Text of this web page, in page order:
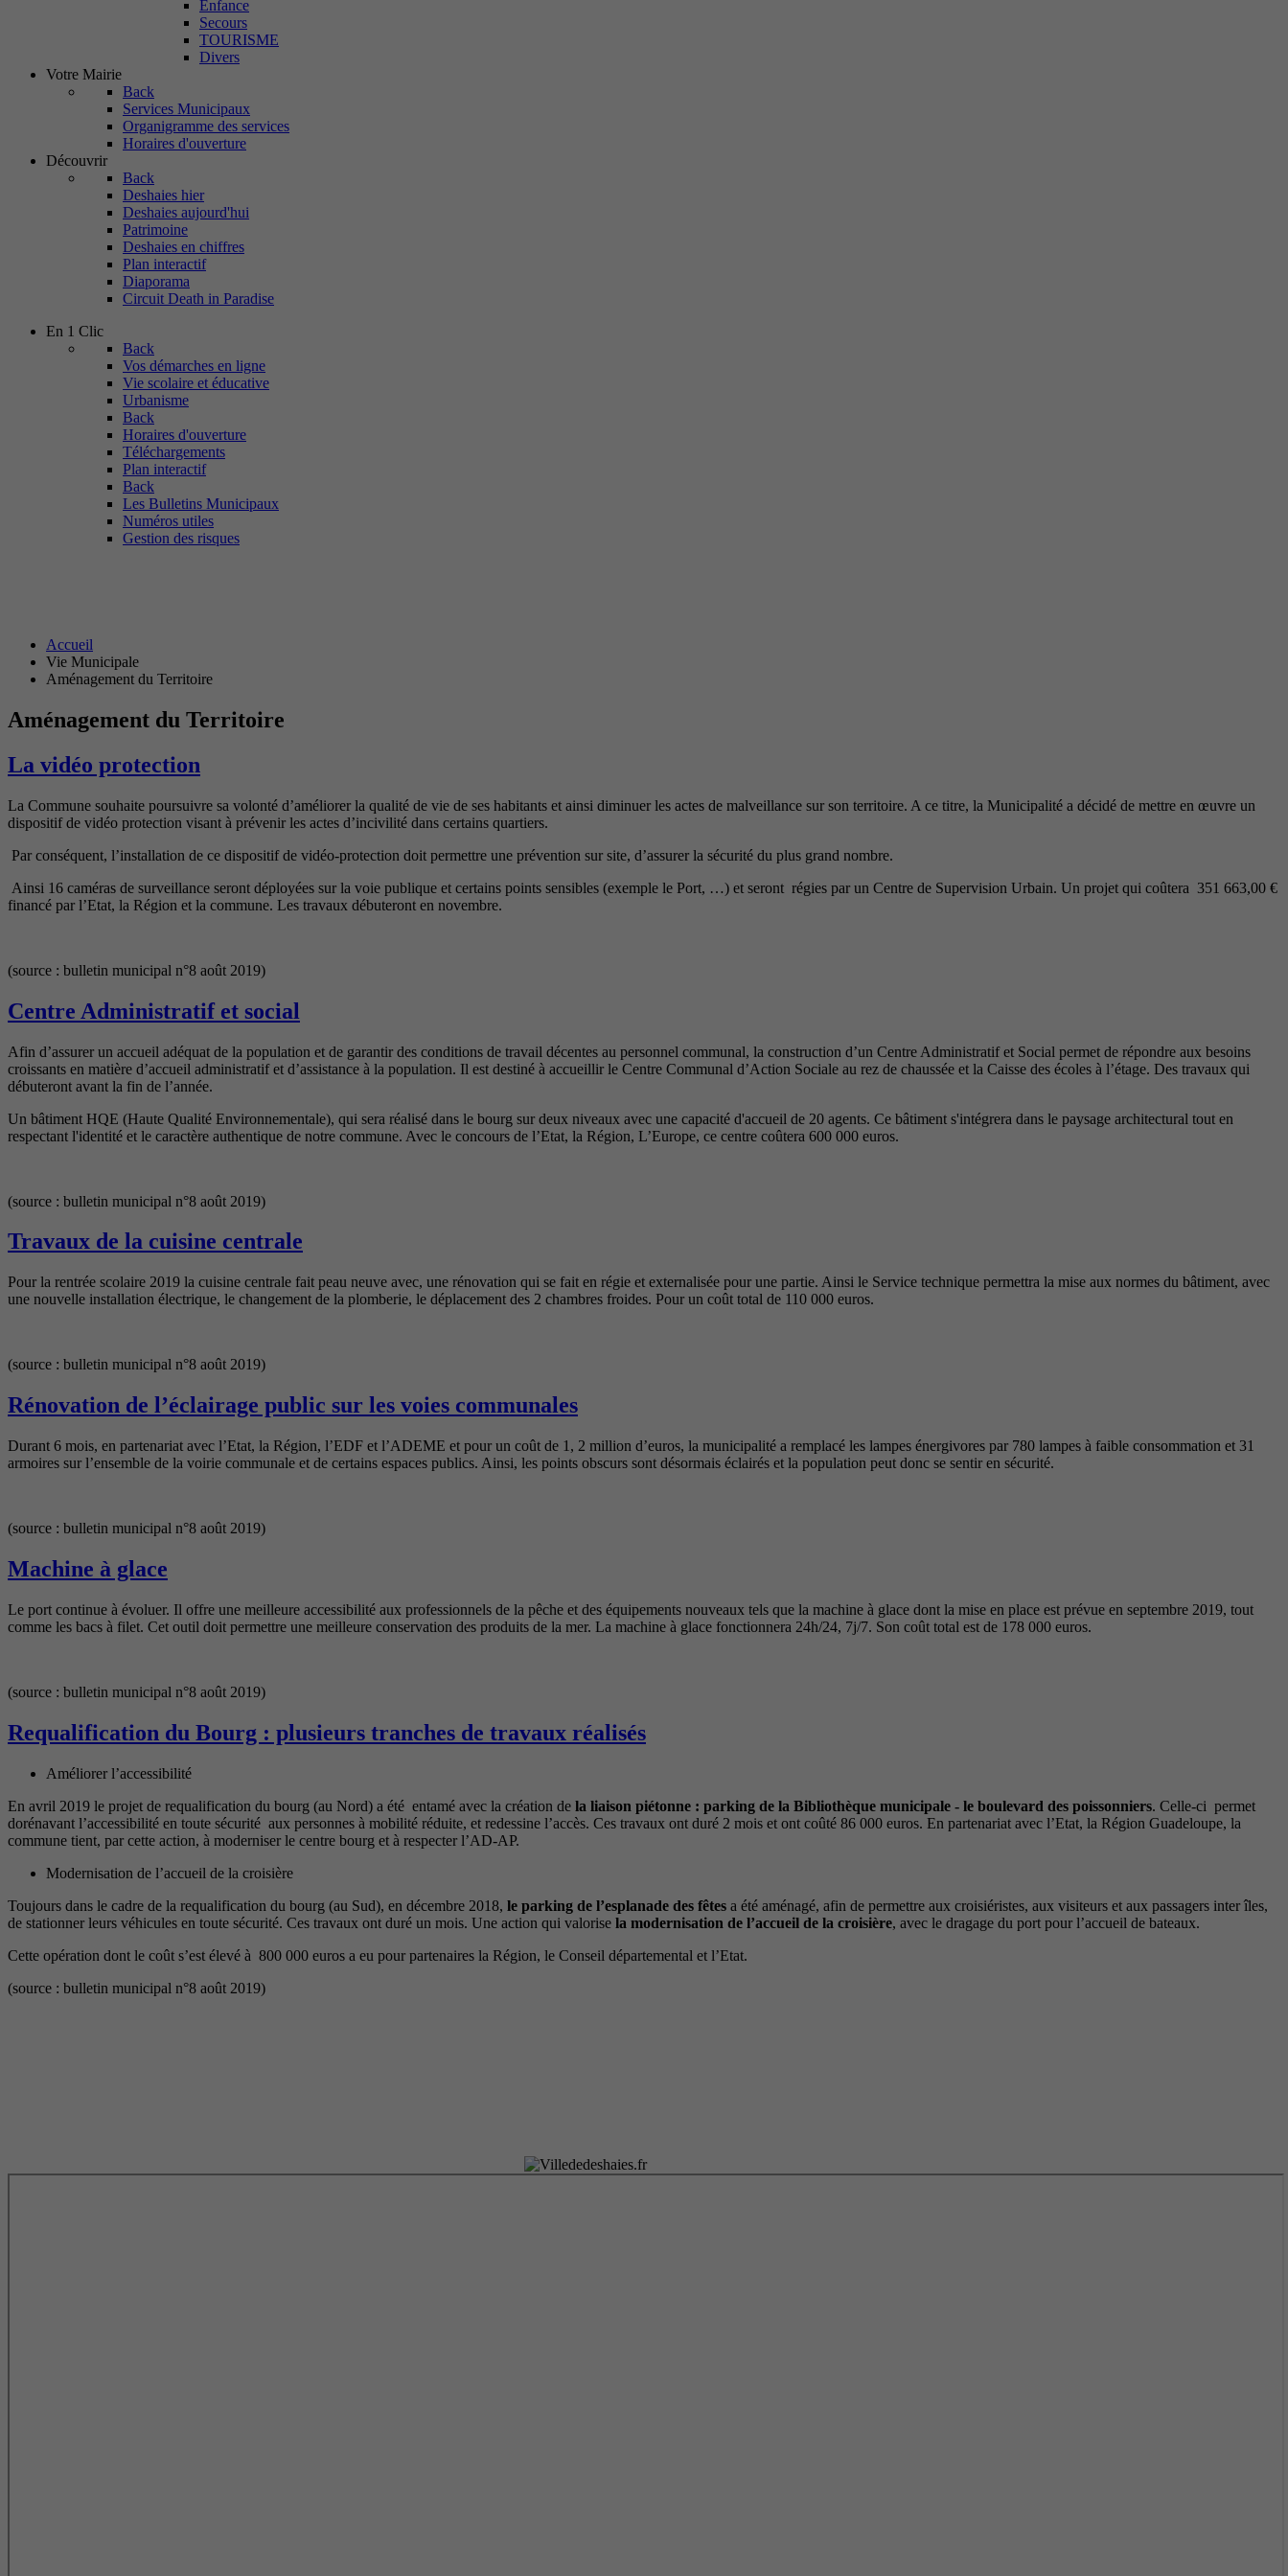
Enfance
Secours
TOURISME
Divers
Votre Mairie
Back
Services Municipaux
Organigramme des services
Horaires d'ouverture
Découvrir
Back
Deshaies hier
Deshaies aujourd'hui
Patrimoine
Deshaies en chiffres
Plan interactif
Diaporama
Circuit Death in Paradise
En 1 Clic
Back
Vos démarches en ligne
Vie scolaire et éducative
Urbanisme
Back
Horaires d'ouverture
Téléchargements
Plan interactif
Back
Les Bulletins Municipaux
Numéros utiles
Gestion des risques
Accueil
Vie Municipale
Aménagement du Territoire
Aménagement du Territoire
La vidéo protection
La Commune souhaite poursuivre sa volonté d’améliorer la qualité de vie de ses habitants et ainsi diminuer les actes de malveillance sur son territoire. A ce titre, la Municipalité a décidé de mettre en œuvre un
dispositif de vidéo protection visant à prévenir les actes d’incivilité dans certains quartiers.
Par conséquent, l’installation de ce dispositif de vidéo-protection doit permettre une prévention sur site, d’assurer la sécurité du plus grand nombre.
Ainsi 16 caméras de surveillance seront déployées sur la voie publique et certains points sensibles (exemple le Port, …) et seront régies par un Centre de Supervision Urbain. Un projet qui coûtera 351 663,00 €
financé par l’Etat, la Région et la commune. Les travaux débuteront en novembre.
(source : bulletin municipal n°8 août 2019)
Centre Administratif et social
Afin d’assurer un accueil adéquat de la population et de garantir des conditions de travail décentes au personnel communal, la construction d’un Centre Administratif et Social permet de répondre aux besoins
croissants en matière d’accueil administratif et d’assistance à la population. Il est destiné à accueillir le Centre Communal d’Action Sociale au rez de chaussée et la Caisse des écoles à l’étage. Des travaux qui
débuteront avant la fin de l’année.
Un bâtiment HQE (Haute Qualité Environnementale), qui sera réalisé dans le bourg sur deux niveaux avec une capacité d'accueil de 20 agents. Ce bâtiment s'intégrera dans le paysage architectural tout en
respectant l'identité et le caractère authentique de notre commune. Avec le concours de l’Etat, la Région, L’Europe, ce centre coûtera 600 000 euros.
(source : bulletin municipal n°8 août 2019)
Travaux de la cuisine centrale
Pour la rentrée scolaire 2019 la cuisine centrale fait peau neuve avec, une rénovation qui se fait en régie et externalisée pour une partie. Ainsi le Service technique permettra la mise aux normes du bâtiment, avec
une nouvelle installation électrique, le changement de la plomberie, le déplacement des 2 chambres froides. Pour un coût total de 110 000 euros.
(source : bulletin municipal n°8 août 2019)
Rénovation de l’éclairage public sur les voies communales
Durant 6 mois, en partenariat avec l’Etat, la Région, l’EDF et l’ADEME et pour un coût de 1, 2 million d’euros, la municipalité a remplacé les lampes énergivores par 780 lampes à faible consommation et 31
armoires sur l’ensemble de la voirie communale et de certains espaces publics. Ainsi, les points obscurs sont désormais éclairés et la population peut donc se sentir en sécurité.
(source : bulletin municipal n°8 août 2019)
Machine à glace
Le port continue à évoluer. Il offre une meilleure accessibilité aux professionnels de la pêche et des équipements nouveaux tels que la machine à glace dont la mise en place est prévue en septembre 2019, tout
comme les bacs à filet. Cet outil doit permettre une meilleure conservation des produits de la mer. La machine à glace fonctionnera 24h/24, 7j/7. Son coût total est de 178 000 euros.
(source : bulletin municipal n°8 août 2019)
Requalification du Bourg : plusieurs tranches de travaux réalisés
Améliorer l’accessibilité
En avril 2019 le projet de requalification du bourg (au Nord) a été entamé avec la création de la liaison piétonne : parking de la Bibliothèque municipale - le boulevard des poissonniers. Celle-ci permet
dorénavant l’accessibilité en toute sécurité aux personnes à mobilité réduite, et redessine l’accès. Ces travaux ont duré 2 mois et ont coûté 86 000 euros. En partenariat avec l’Etat, la Région Guadeloupe, la
commune tient, par cette action, à moderniser le centre bourg et à respecter l’AD-AP.
Modernisation de l’accueil de la croisière
Toujours dans le cadre de la requalification du bourg (au Sud), en décembre 2018, le parking de l’esplanade des fêtes a été aménagé, afin de permettre aux croisiéristes, aux visiteurs et aux passagers inter îles,
de stationner leurs véhicules en toute sécurité. Ces travaux ont duré un mois. Une action qui valorise la modernisation de l’accueil de la croisière, avec le dragage du port pour l’accueil de bateaux.
Cette opération dont le coût s’est élevé à 800 000 euros a eu pour partenaires la Région, le Conseil départemental et l’Etat.
(source : bulletin municipal n°8 août 2019)